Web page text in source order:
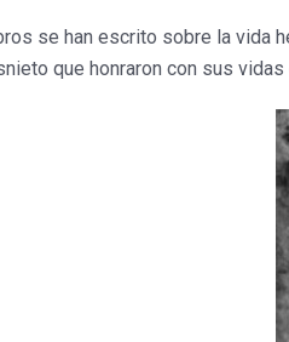
se han escrito sobre la vida
que honraron con sus